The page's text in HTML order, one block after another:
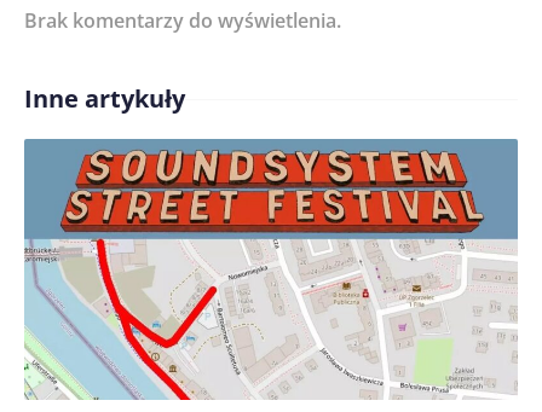
Treść komentarza*
Imię/ Nick*
Zapamiętaj moje dane w tej przeglądarce podczas
pisania kolejnych komentarzy.
Brak komentarzy do wyświetlenia.
Inne artykuły